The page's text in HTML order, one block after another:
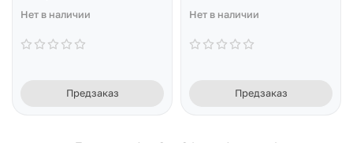
Нет в наличии
Предзаказ
Нет в наличии
Предзаказ